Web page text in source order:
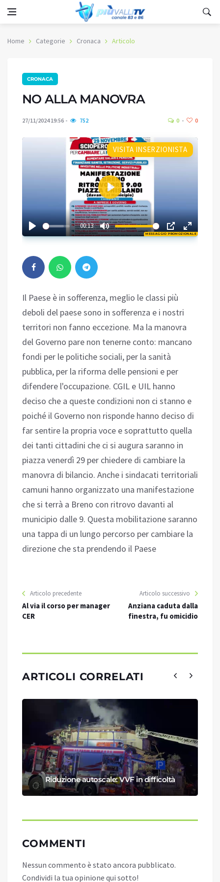
Home Categorie Cronaca Articolo
CRONACA
NO ALLA MANOVRA
27/11/2024 19:56 752 0 0
MESSAGGIO PROMOZIONALE
VISITA INSERZIONISTA
00:13
Play
02:49
Il Paese è in sofferenza, meglio le classi più
deboli del paese sono in sofferenza e i nostri
territori non fanno eccezione. Ma la manovra
del Governo pare non tenerne conto: mancano
fondi per le politiche sociali, per la sanità
pubblica, per la riforma delle pensioni e per
difendere l'occupazione. CGIL e UIL hanno
deciso che a queste condizioni non ci stanno e
poiché il Governo non risponde hanno deciso di
far sentire la propria voce e soprattutto quella
dei tanti cittadini che ci si augura saranno in
piazza venerdì 29 per chiedere di cambiare la
manovra di bilancio. Anche i sindacati territoriali
camuni hanno organizzato una manifestazione
che si terrà a Breno con ritrovo davanti al
municipio dalle 9. Questa mobilitazione saranno
una tappa di un lungo percorso per cambiare la
direzione che sta prendendo il Paese
Articolo precedente
Al via il corso per manager
CER
Articolo successivo
Anziana caduta dalla
finestra, fu omicidio
ARTICOLI CORRELATI
Riduzione autoscale: VVF in difficoltà
COMMENTI
Nessun commento è stato ancora pubblicato.
Condividi la tua opinione qui sotto!